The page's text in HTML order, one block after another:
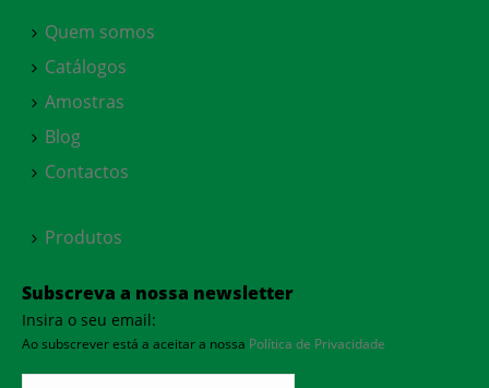
Quem somos
Catálogos
Amostras
Blog
Contactos
Produtos
Subscreva a nossa newsletter
Insira o seu email:
Ao subscrever está a aceitar a nossa Política de Privacidade